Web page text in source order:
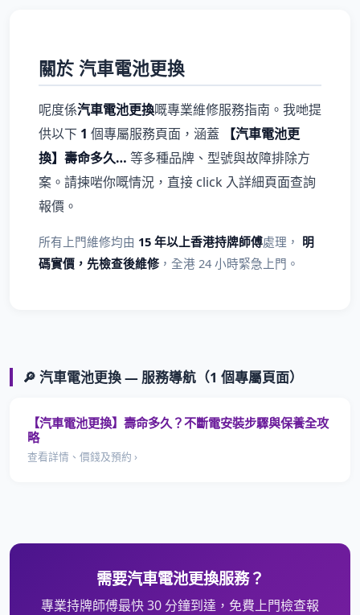
關於 汽車電池更換
呢度係汽車電池更換嘅專業維修服務指南。我哋提
供以下 1 個專屬服務頁面，涵蓋
【汽車電池更
換】壽命多久… 等多種品牌、型號與故障排除方
案。請揀啱你嘅情況，直接 click 入詳細頁面查詢
報價。
所有上門維修均由 15 年以上香港持牌師傅處理， 明
碼實價，先檢查後維修 ，全港 24 小時緊急上門。
🔎 汽車電池更換 — 服務導航（1 個專屬頁面）
【汽車電池更換】壽命多久？不斷電安裝步驟與保養全攻
略
查看詳情、價錢及預約 ›
需要汽車電池更換服務？
專業持牌師傅最快 30 分鐘到達，免費上門檢查報